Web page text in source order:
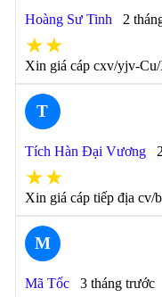
Hoàng Sư Tinh 2
★★
Xin giá cáp cxv/yjv-
T
Tích Hàn Đại Vương
★★
Xin giá cáp tiếp địa cv/
M
Mã Tốc 3 tháng trước